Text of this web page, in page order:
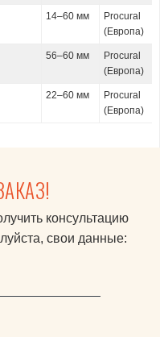
14–60 мм
Procural
(Европа)
56–60 мм
Procural
(Европа)
22–60 мм
Procural
(Европа)
консультацию
свои данные: